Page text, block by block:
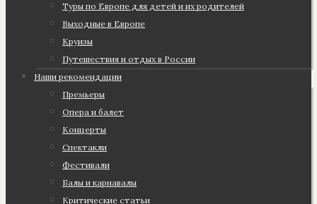
Туры по Европе для детей и их родителей
Выходные в Европе
Круизы
Путешествия и отдых в России
Наши рекомендации
Премьеры
Опера и балет
Концерты
Спектакли
Фестивали
Балы и карнавалы
Критические статьи